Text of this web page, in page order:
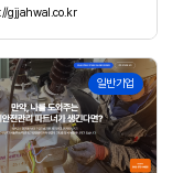
gjjahwal.co.kr
일반기업